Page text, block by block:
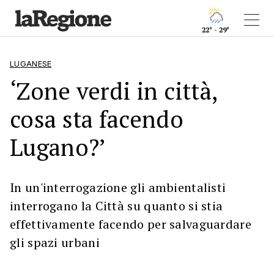
22° - 29°
LUGANESE
‘Zone verdi in città,
cosa sta facendo
Lugano?’
In un'interrogazione gli ambientalisti
interrogano la Città su quanto si stia
effettivamente facendo per salvaguardare
gli spazi urbani